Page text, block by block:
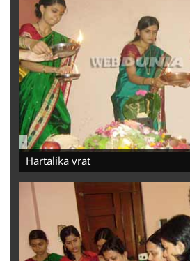
-
Hartalika vrat